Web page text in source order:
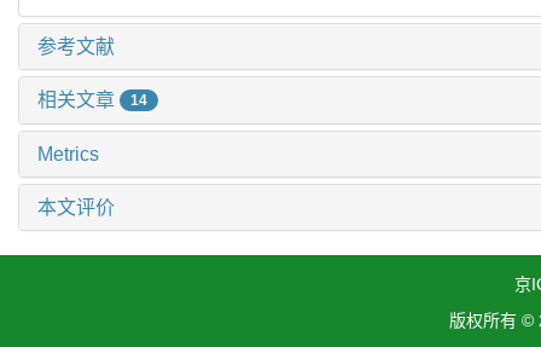
参考文献
相关文章 14
Metrics
本文评价
京
版权所有 ©